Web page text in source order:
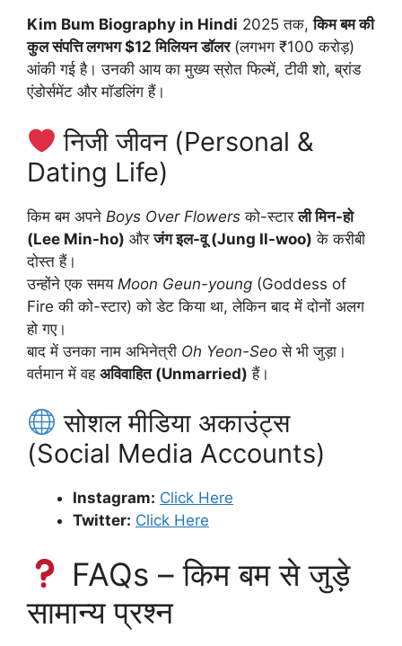
Kim Bum Biography in Hindi 2025 तक,किम बम की
कुल संपत्ति लगभग $12 मिलियन डॉलर(लगभग ₹100 करोड़)
आंकी गई है। उनकी आय का मुख्य स्रोत फिल्में, टीवी शो, ब्रांड
एंडोर्समेंट और मॉडलिंग हैं।
निजी जीवन (Personal &
Dating Life)
किम बम अपने Boys Over Flowers को-स्टारली मिन-हो
(Lee Min-ho) औरजंग इल-वू (Jung Il-woo) के करीबी
दोस्त हैं।
उन्होंने एक समय Moon Geun-young (Goddess of
Fire की को-स्टार) को डेट किया था, लेकिन बाद में दोनों अलग
हो गए।
बाद में उनका नाम अभिनेत्री Oh Yeon-Seo से भी जुड़ा।
वर्तमान में वह अविवाहित (Unmarried) हैं।
सोशल मीडिया अकाउंट्स
(Social Media Accounts)
Instagram: Click Here
Twitter: Click Here
FAQs – किम बम से जुड़े
सामान्य प्रश्न